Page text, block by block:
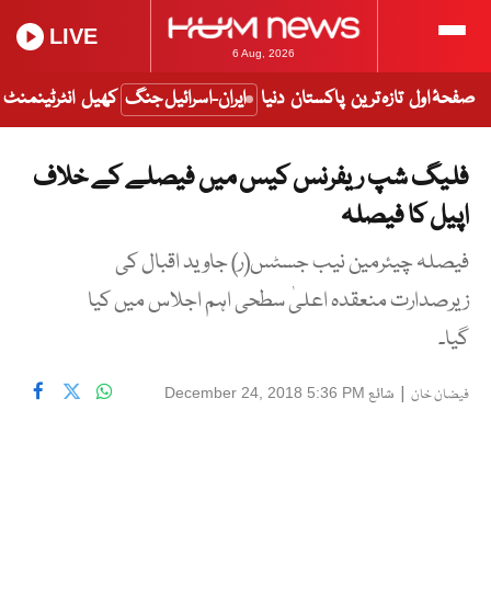
6 Aug, 2026
LIVE
صفحۂ اول تازہ ترین پاکستان دنیا ایران-اسرائیل جنگ کھیل انٹرٹینمنٹ
فلیگ شپ ریفرنس کیس میں فیصلے کے خلاف
اپیل کا فیصلہ
فیصلہ چیئرمین نیب جسٹس(ر) جاوید اقبال کی
زیرصدارت منعقدہ اعلیٰ سطحی اہم اجلاس میں کیا
گیا۔
فیضان خان | شائع December 24, 2018 5:36 PM